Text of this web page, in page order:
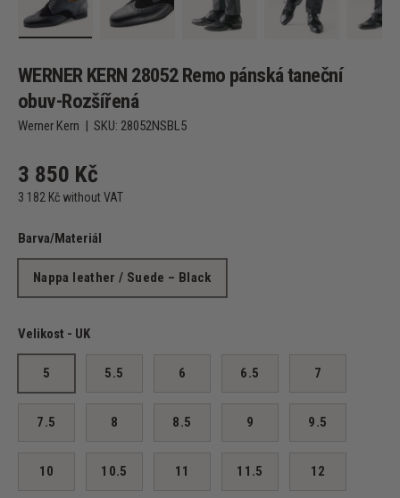
WERNER KERN 28052 Remo pánská taneční
obuv-Rozšířená
Werner Kern | SKU: 28052NSBL5
3 850 Kč
3 182 Kč without VAT
Barva/Materiál
Nappa leather / Suede – Black
Velikost - UK
5 5.5 6 6.5 7
7.5 8 8.5 9 9.5
10 10.5 11 11.5 12